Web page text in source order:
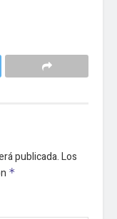
publicada.Los
*